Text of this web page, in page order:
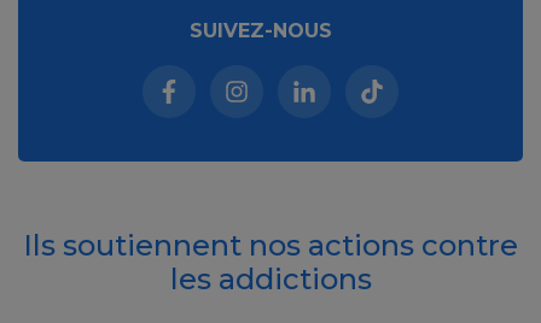
SUIVEZ-NOUS
Facebook (nouvelle fenêtre)
Instagram (nouvelle fenêtre)
Linkedin (nouvelle
Tiktok (nouvelle
Ils soutiennent nos actions contre
les addictions